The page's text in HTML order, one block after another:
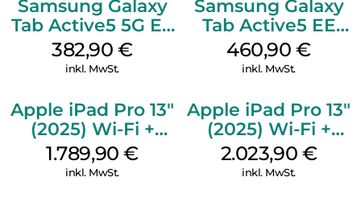
Samsung Galaxy
Tab Active5 5G EE
128 GB Black
382,90€
inkl. MwSt.
Samsung Galaxy
Tab Active5 EE
Wi-Fi 128 GB black
460,90€
inkl. MwSt.
Apple iPad Pro 13″
(2025) Wi-Fi +
Cellular 256 GB
Standardglas
1.789,90€
inkl. MwSt.
Apple iPad Pro 13″
(2025) Wi-Fi +
Cellular 512 GB
Standardglas
2.023,90 €
inkl. MwSt.